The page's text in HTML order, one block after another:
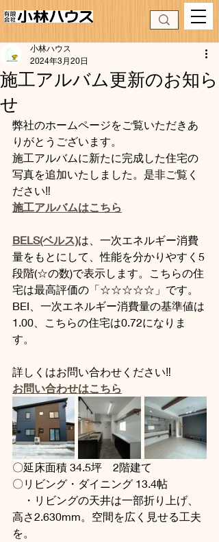
施工アルバム更新のお知ら
せ
小林ハウス
2024年3月20日
弊社のホームページをご覧いただきあ
りがとうございます。
施工アルバムに新たに完成した住宅の
写真を追加いたしました。是非ご覧く
ださい‼
施工アルバムはこちら
BELS(ベルス)は、一次エネルギー消費
量をもとにして、性能を分かりやすく5
段階(☆の数)で表示します。こちらの住
宅は最高評価の「☆☆☆☆☆」です。
BEI、一次エネルギー消費量の基準値は
1.00、こちらの住宅は0.72になりま
す。
詳しくはお問い合わせください‼
お問い合わせはこちら
〇延床面積 34.5坪　2階建て
〇リビング・ダイニング 13.4帖
・リビングの天井は一部折り上げ、
高さ2.630mm。空間を広く見せる工夫
を。